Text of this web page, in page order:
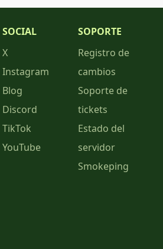
SOCIAL
X
Instagram
Blog
Discord
TikTok
YouTube
SOPORTE
Registro de
cambios
Soporte de
tickets
Estado del
servidor
Smokeping